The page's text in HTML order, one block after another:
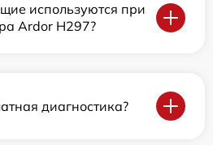
используются при
Ardor H297?
диагностика?